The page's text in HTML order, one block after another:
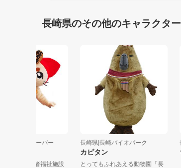
長崎県のその他のキャラクター
|オレンジクローバー
大村市障がい者福祉施設
長崎県|長崎バイオパーク
カピタン
とってもふれあえる動物園「長